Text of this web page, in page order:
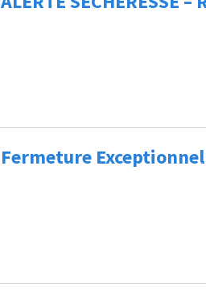
Fermeture